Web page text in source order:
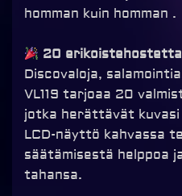
homman kuin homman .
20
Discovaloja,
VL119 tarjoaa 20
jotka herättävät kuvasi
LCD-näyttö kahvassa
säätämisestä helppoa
tahansa.